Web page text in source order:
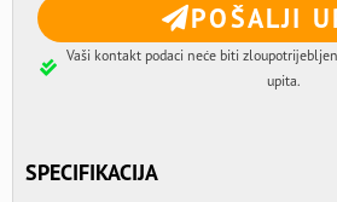
POŠALJI
Vaši kontakt podaci neće biti
upita.
SPECIFIKACIJA